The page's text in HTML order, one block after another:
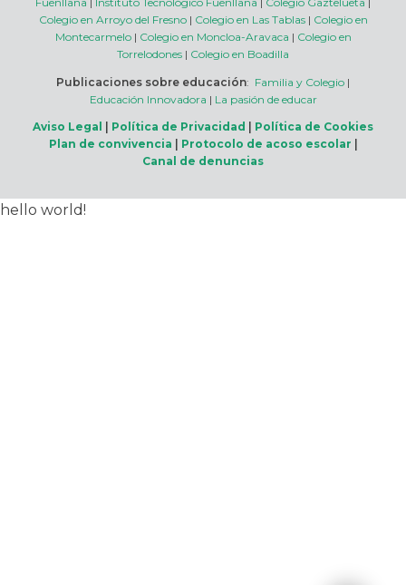
Colegio en Arroyo del Fresno| Colegio en Las Tablas| Colegio en
Montecarmelo| Colegio en Moncloa-Aravaca | Colegio en
Torrelodones | Colegio en Boadilla
Publicaciones sobre educación: Familia y Colegio |
Educación Innovadora | La pasión de educar
Aviso Legal | Política de Privacidad | Política de Cookies
Plan de convivencia | Protocolo de acoso escolar |
Canal de denuncias
hello world!